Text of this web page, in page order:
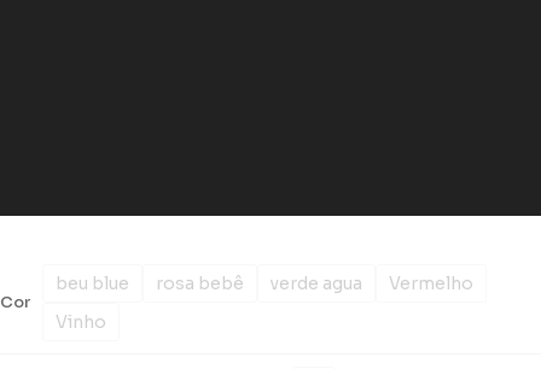
Cor
beu blue rosa bebê verde agua
Vermelho
Vinho